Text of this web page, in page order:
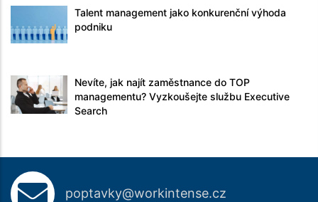
Talent management jako konkurenční výhoda
podniku
Nevíte, jak najít zaměstnance do TOP
managementu? Vyzkoušejte službu Executive
Search
poptavky@workintense.cz